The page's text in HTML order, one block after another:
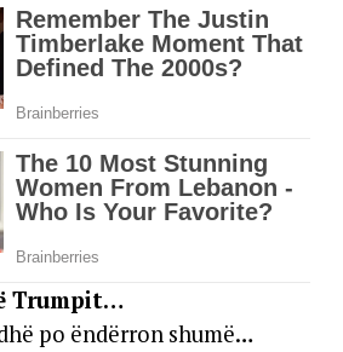
Trumpit…
po ëndërron shumë…